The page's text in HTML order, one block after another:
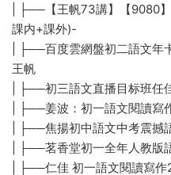
| ├──【王帆73講】【9080
課内+課外)-
| ├──百度雲網盤初二語文年
王帆
| ├──初三語文直播目标班任
| ├──姜波：初一語文閱讀寫
| ├──焦揚初中語文中考震撼
| ├──茗香堂初一全年人教版
| ├──仁佳 初一語文閱讀寫